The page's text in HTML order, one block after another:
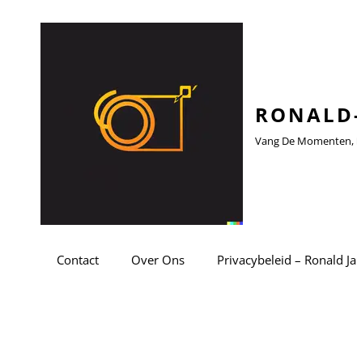
Vang De Momenten,
Contact Over Ons Privacybeleid – Ronald